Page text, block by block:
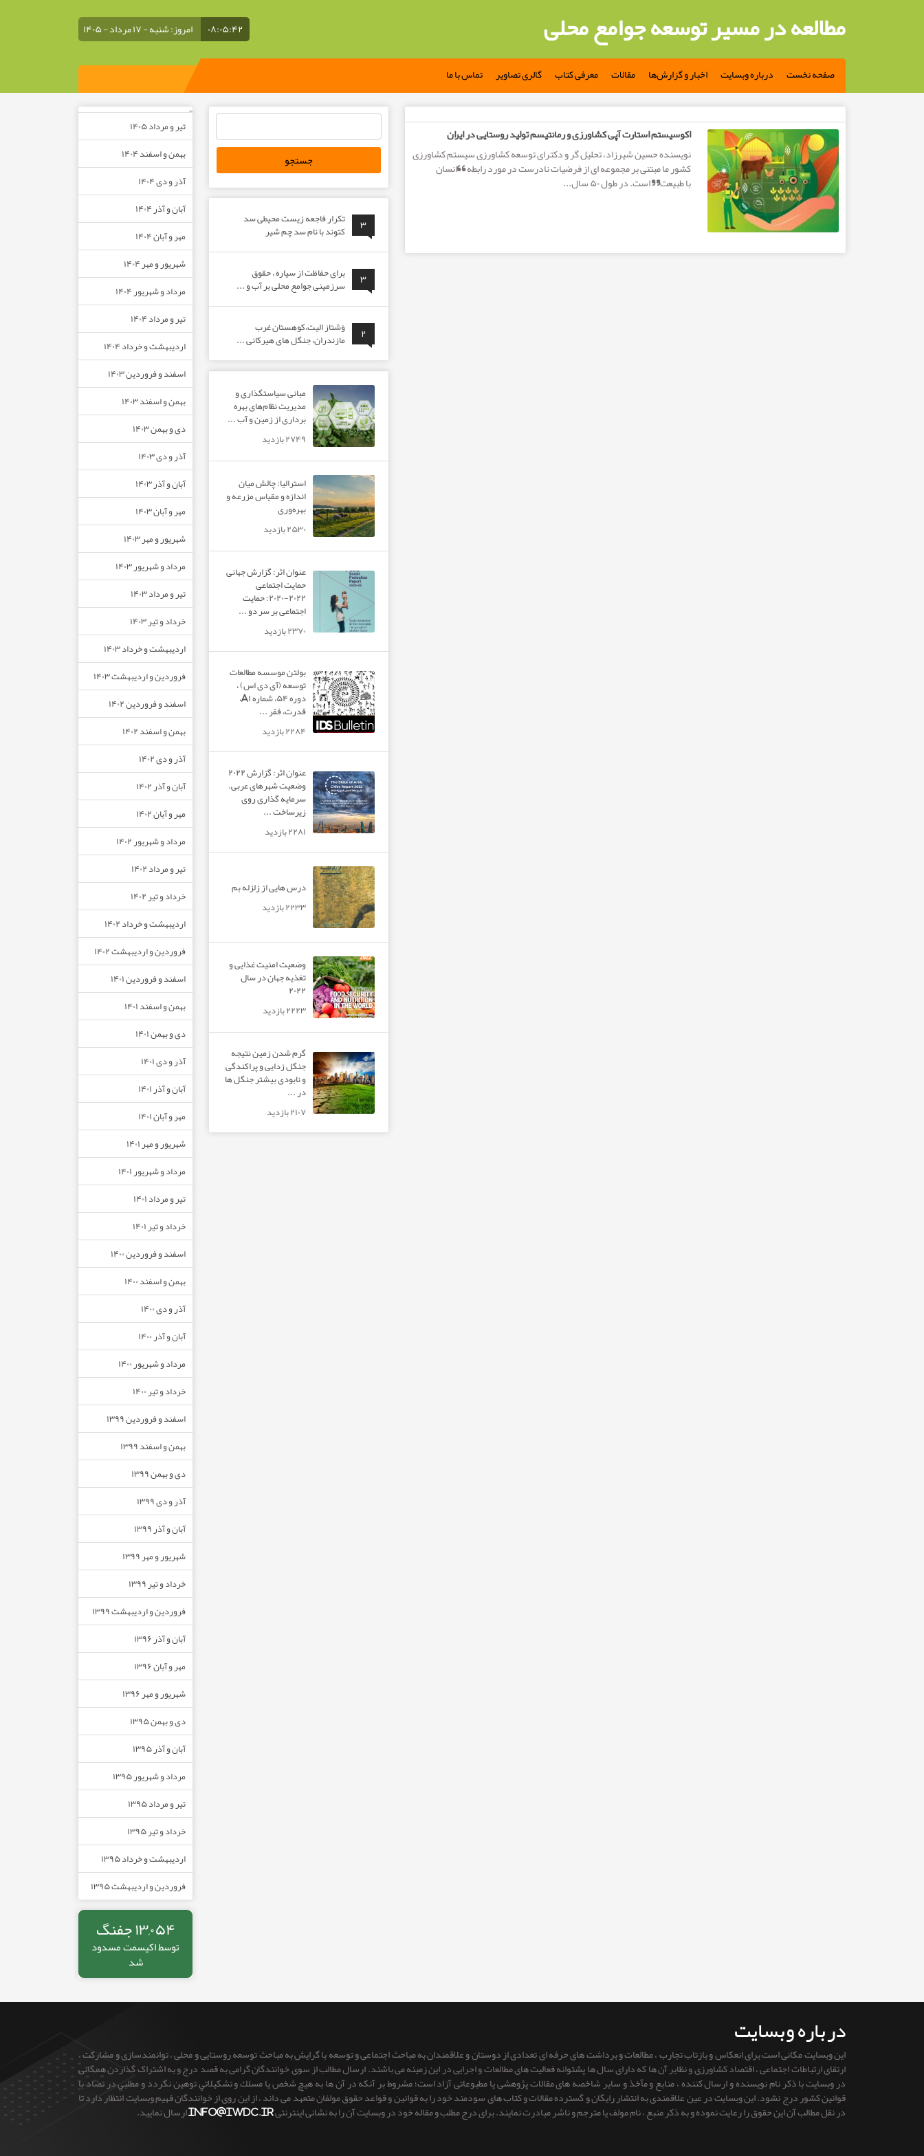
مطالعه در مسیر توسعه جوامع محلی ۰۸:۰۵:۴۲ امروز: شنبه - ۱۷ مرداد - ۱۴۰۵
صفحه نخست درباره وبسایت اخبار و گزارش‌ها مقالات معرفی کتاب گالری تصاویر تماس با ما
اکوسیستم استارت آپی کشاورزی و رمانتیسم تولید روستایی در ایران
نویسنده حسین شیرزاد، تحلیل گر و دکترای توسعه کشاورزی سیستم کشاورزی
کشور ما مبتنی بر مجموعه ای از فرضیات نادرست در مورد رابطه “انسان
با طبیعت” است. در طول ۵۰ سال...
۳
تکرار فاجعه زیست محیطی سد
کتوند با نام سد چم شیر
۳
برای حفاظت از سیاره ، حقوق
سرزمینی جوامع محلی بر آب و ...
۲
وَشتاز الیت،کوهستان غرب
مازندران، جنگل های هیرکانی ...
مبانی سیاستگذاری و
مدیریت نظام‌های بهره‌
برداری از زمین و آب ...
۲۷۴۹ بازدید
استرالیا: چالش میان
اندازه و مقیاس مزرعه و
بهره‌وری
۲۵۳۰ بازدید
عنوان اثر: گزارش جهانی
حمایت اجتماعی
۲۰۲۲-۲۰۲۰: حمایت
اجتماعی بر سر دو ...
۲۳۷۰ بازدید
بولتن موسسه مطالعات
توسعه (آی دی اس) ،
دوره ۵۴، شماره A۱،
قدرت، فقر ...
۲۲۸۴ بازدید
عنوان اثر: گزارش ۲۰۲۲
وضعیت شهرهای عربی.
سرمایه گذاری روی
زیرساخت ...
۲۲۸۱ بازدید
درس هایی از زلزله بم
۲۲۳۳ بازدید
وضعیت امنیت غذایی و
تغذیه جهان در سال
۲۰۲۲
۲۲۲۳ بازدید
گرم شدن زمین نتیجه
جنگل زدایی و پراکندگی
و نابودی بیشتر جنگل ها
در ...
۲۱۰۷ بازدید
–
تیر و مرداد ۱۴۰۵
بهمن و اسفند ۱۴۰۴
آذر و دی ۱۴۰۴
آبان و آذر ۱۴۰۴
مهر و آبان ۱۴۰۴
شهریور و مهر ۱۴۰۴
مرداد و شهریور ۱۴۰۴
تیر و مرداد ۱۴۰۴
اردیبهشت و خرداد ۱۴۰۴
اسفند و فروردین ۱۴۰۳
بهمن و اسفند ۱۴۰۳
دی و بهمن ۱۴۰۳
آذر و دی ۱۴۰۳
آبان و آذر ۱۴۰۳
مهر و آبان ۱۴۰۳
شهریور و مهر ۱۴۰۳
مرداد و شهریور ۱۴۰۳
تیر و مرداد ۱۴۰۳
خرداد و تیر ۱۴۰۳
اردیبهشت و خرداد ۱۴۰۳
فروردین و اردیبهشت ۱۴۰۳
اسفند و فروردین ۱۴۰۲
بهمن و اسفند ۱۴۰۲
آذر و دی ۱۴۰۲
آبان و آذر ۱۴۰۲
مهر و آبان ۱۴۰۲
مرداد و شهریور ۱۴۰۲
تیر و مرداد ۱۴۰۲
خرداد و تیر ۱۴۰۲
اردیبهشت و خرداد ۱۴۰۲
فروردین و اردیبهشت ۱۴۰۲
اسفند و فروردین ۱۴۰۱
بهمن و اسفند ۱۴۰۱
دی و بهمن ۱۴۰۱
آذر و دی ۱۴۰۱
آبان و آذر ۱۴۰۱
مهر و آبان ۱۴۰۱
شهریور و مهر ۱۴۰۱
مرداد و شهریور ۱۴۰۱
تیر و مرداد ۱۴۰۱
خرداد و تیر ۱۴۰۱
اسفند و فروردین ۱۴۰۰
بهمن و اسفند ۱۴۰۰
آذر و دی ۱۴۰۰
آبان و آذر ۱۴۰۰
مرداد و شهریور ۱۴۰۰
خرداد و تیر ۱۴۰۰
اسفند و فروردین ۱۳۹۹
بهمن و اسفند ۱۳۹۹
دی و بهمن ۱۳۹۹
آذر و دی ۱۳۹۹
آبان و آذر ۱۳۹۹
شهریور و مهر ۱۳۹۹
خرداد و تیر ۱۳۹۹
فروردین و اردیبهشت ۱۳۹۹
آبان و آذر ۱۳۹۶
مهر و آبان ۱۳۹۶
شهریور و مهر ۱۳۹۶
دی و بهمن ۱۳۹۵
آبان و آذر ۱۳۹۵
مرداد و شهریور ۱۳۹۵
تیر و مرداد ۱۳۹۵
خرداد و تیر ۱۳۹۵
اردیبهشت و خرداد ۱۳۹۵
فروردین و اردیبهشت ۱۳۹۵
۱۳,۰۵۴ جفنگ
توسط اکیسمت مسدود
شد
درباره وبسایت
این وبسایت مکانی است برای انعکاس و بازتاب تجارب ، مطالعات و برداشت های حرفه ای تعدادی از دوستان و علاقمندان به مباحث اجتماعی و توسعه با گرایش به مباحث توسعه روستایی و محلی ، توانمندسازی و مشارکت ،
ارتقای ارتباطات اجتماعی ، اقتصاد کشاورزی و نظایر آن ها که دارای سال ها پشتوانه فعالیت های مطالعات و اجرایی در این زمینه می باشند. ارسال مطالب از سوی خوانندگان گرامی به قصد درج و به اشتراک گذاردن همگانی
در وبسایت با ذکر نام نویسنده و ارسال کننده ، منابع و مآخذ و سایر شاخصه های مقالات پژوهشی یا مطبوعاتی آزاد است؛ مشروط بر آنكه در آن ها به هيچ شخص يا مسلك و تشكيلاتي توهين نگردد و مطلبي در تضاد با
قوانين كشور درج نشود. این وبسایت در عین علاقمندی به انتشار رایگان و گسترده مقالات و کتاب های سودمند خود را به قوانین و قواعد حقوق مولفان متعهد می داند ، از این روی از خوانندگان فهیم وبسایت انتظار دارد تا
در نقل مطالب آن این حقوق را رعایت نموده و به ذکر منبع ، نام مولف یا مترجم و ناشر مبادرت نمایند. برای درج مطلب و مقاله خود در وبسایت آن را به نشانی اینترنتیinfo@iwdc.irارسال نمایید.